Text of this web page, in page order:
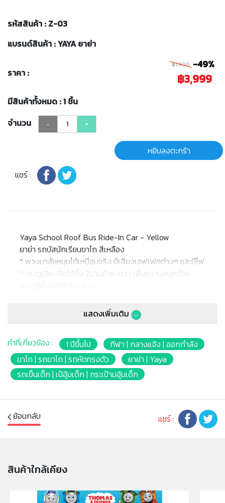
รหัสสินค้า : Z-03
แบรนด์สินค้า : YAYA ยาย่า
ราคา :
฿7,900 -49%
฿3,999
มีสินค้าทั้งหมด : 1 ชิ้น
จำนวน
- +
หยิบลงตะกร้า
แชร์ :
Yaya School Roof Bus Ride-In Car - Yellow
ยาย่า รถบัสนักเรียนขาไถ สีเหลือง
* พวงมาลัยหมุนได้เหมือนจริง มีเสียงเอฟเฟคต่างๆ และมีไฟ
* ประตูเปิด-ปิดได้ทั้ง 2บานซ้าย-ขวา เพิ่มความสนุกด้วย
การเล่น ล้อหน้าหมุนได้ 360 องศา ปลอดสารพิษ และไร้เสียง
เล็กอื่นๆไปเล่นกับรถได้
* ผู้ปกครองสามารถใช้มือจับบนหลังคารถเข็นรถพาเด็กๆ
ออกไปนอกบ้านได้เหมือนรถเข็นเด็ก นอกจากนี้หลังคารถยัง
ออกแบบมาให้สามารถวางของได้อีกด้วย
* เพื่อให้เด็กๆได้เล่นสนุกอย่างปลอดภัย มุมตามจุดต่างๆบน
รถออกแบบให้โค้งมนเพื่อความปลอดภัยของพวกเขา
ผลิตภัณฑ์ นั่นไม่ใช่ข้อบกพร่องระหว่างการผลิตที่เป็นเหตุให้
ปกติระหว่างการผลิตซึ่งไม่เป็นอันตรายต่อมนุษย์
แสดงเพิ่มเติม
คำที่เกี่ยวข้อง : 1 ปีขึ้นไป
กีฬา | กลางแจ้ง | ออกกำลัง
ขาไถ | รถขาไถ | รถหัดทรงตัว
ยาย่า | Yaya
รถเข็นเด็ก | เป้อุ้มเด็ก | กระเป้ามอุ้มเด็ก
ย้อนกลับ แชร์ :
สินค้าใกล้เคียง